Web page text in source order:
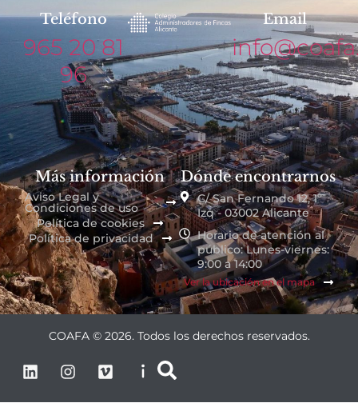
Teléfono
965 20 81
96
Email
Más información
Aviso Legal y
Condiciones de uso
Política de cookies
Política de privacidad
Dónde encontrarnos
C/ San Fernando 12, 1º
Izq - 03002 Alicante
Horario de atención al
público: Lunes-viernes:
9:00 a 14:00
Ver la ubicación en el mapa
COAFA © 2026. Todos los derechos reservados.